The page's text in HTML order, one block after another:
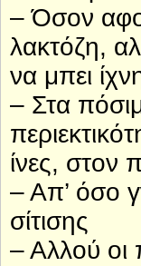
– Όσον
λακτόζη,
να μπει
– Στα
ίνες, στον
– Απ’ όσο
σίτισης
– Αλλού οι